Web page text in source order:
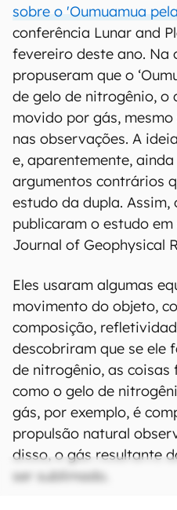
sobre o 'Oumuamua
conferência Lunar and
fevereiro deste ano. Na
propuseram que o
de gelo de nitrogênio, o
movido por gás,
nas observações. A
e, aparentemente,
argumentos contrários
estudo da dupla. Assim,
publicaram o estudo
Journal of Geophysical
Eles usaram algumas
movimento do objeto,
composição,
descobriram que se ele
de nitrogênio, as coisas
como o gelo de
gás, por exemplo, é
propulsão natural
disso, o gás resultante
ser sublimado.